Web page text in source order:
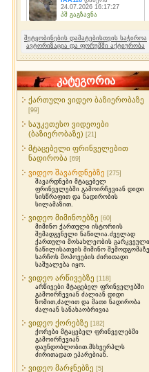
შეტყობინების დამატებისთვის საჭიროა
ავტორიზაცია და ფორუმში აქტიურობა
კატეგორია
ქართული ვიდეო ბაზიერობაზე
[99]
საუკეთესო ვიდეოები
(ბაზიერობაზე) [21]
მტაცებელი ფრინველებით
ნადირობა [69]
ვიდეო შავარდნებზე [275]
შავარდნები მტაცებელ
ფრინველებში გამოირჩევიან დიდი
სისწრაფით და ნადირობის
სილამაზით.
ვიდეო მიმინოებზე [60]
მიმინო ქართული ისტორიის
შემადგენელი ნაწილია.ძველად
ქართული მოსახლეობის გარკვეული
ნაწილისათვის მიმინო შემოდგომაზე
სარჩოს მოპოვების ძირითადი
საშუალება იყო.
ვიდეო არწივებზე [118]
არწივები მტაცებელ ფრინველებში
გამოირჩევიან ძალიან დიდი
ზომით,ძალით და მათი ნადირობა
ძალიან სანახაობრივია
ვიდეო ქორებზე [182]
ქორები მტაცებელ ფრინველებში
გამოირჩევიან
დაუნდობლობით.მსხვერპლს
ძირითადათ ეპარებიან.
ვიდეო მარჯნებზე [5]